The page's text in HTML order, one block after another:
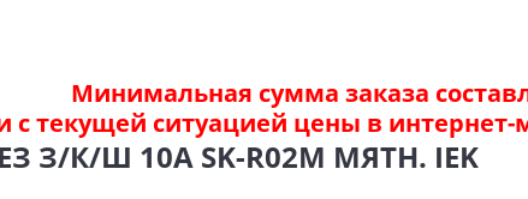
Минимальная сумма заказа
с текущей ситуацией цены в интернет-
З/К/Ш 10А SK-R02M МЯТН. IEK